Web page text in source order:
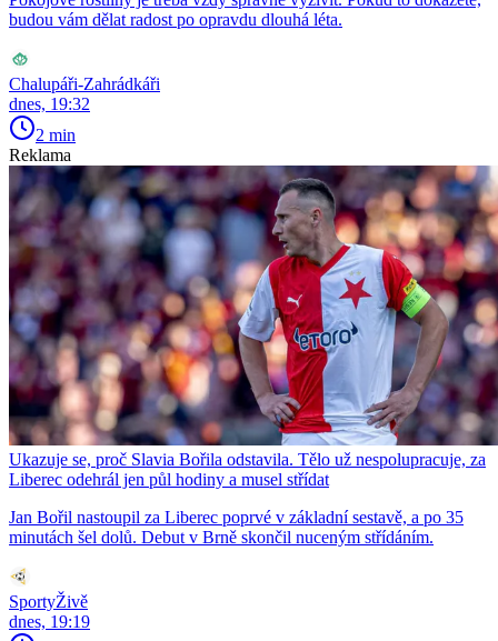
budou vám dělat radost po opravdu dlouhá léta.
Chalupáři-Zahrádkáři
dnes, 19:32
2 min
Reklama
Ukazuje se, proč Slavia Bořila odstavila. Tělo už nespolupracuje, za
Liberec odehrál jen půl hodiny a musel střídat
Jan Bořil nastoupil za Liberec poprvé v základní sestavě, a po 35
minutách šel dolů. Debut v Brně skončil nuceným střídáním.
SportyŽivě
dnes, 19:19